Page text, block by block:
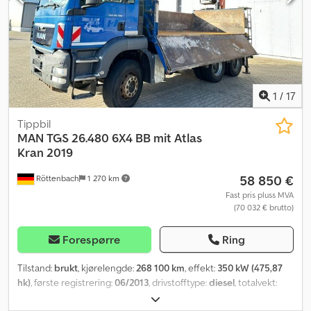
1 / 17
Röttenbach 1 270 km
Tippbil
MAN TGS 26.480 6X4 BB mit Atlas
Kran 2019
58 850 €
Fast pris pluss MVA
(70 032 € brutto)
Forespørre Ring
Tilstand: brukt, kjørelengde:268 100 km, effekt: 350 kW (475,87
hk), første registrering:06/2013, drivstofftype:diesel, totalvekt:
3 aksler